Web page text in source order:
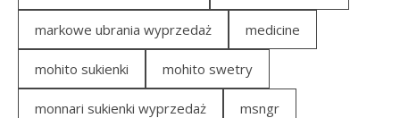
markowe ubrania wyprzedaż medicine
mohito sukienki mohito swetry
monnari sukienki wyprzedaż msngr